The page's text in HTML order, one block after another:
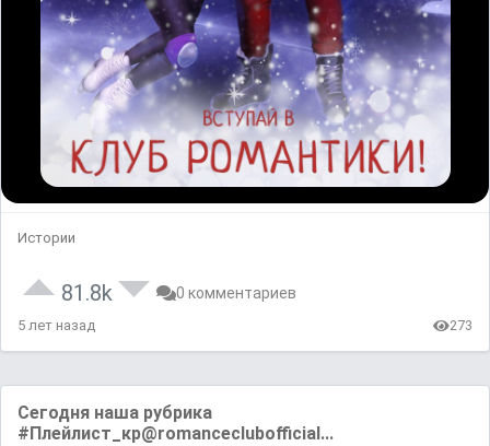
Истории
81.8k 0 комментариев
5 лет назад 273
Сегодня наша рубрика
#Плейлист_кр@romanceclubofficial...